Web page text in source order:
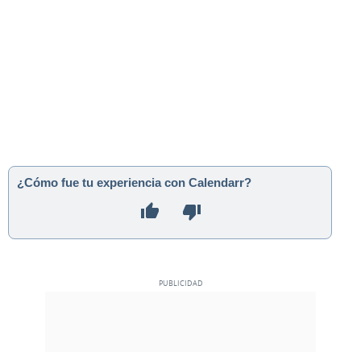
¿Cómo fue tu experiencia con Calendarr?